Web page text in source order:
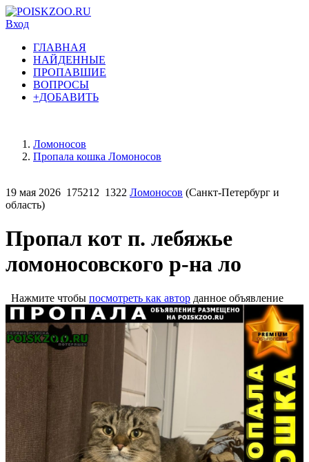
Вход
ГЛАВНАЯ
НАЙДЕННЫЕ
ПРОПАВШИЕ
ВОПРОСЫ
+ДОБАВИТЬ
Ломоносов
Пропала кошка Ломоносов
19 мая 2026 175212 1322 Ломоносов (Санкт-Петербург и
область)
Пропал кот п. лебяжье
ломоносовского р-на ло
Нажмите чтобы посмотреть как автор данное объявление